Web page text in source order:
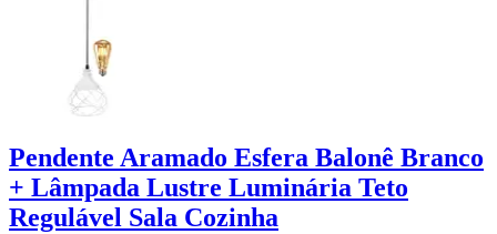
Pendente Aramado Esfera Balonê Branco
+ Lâmpada Lustre Luminária Teto
Regulável Sala Cozinha